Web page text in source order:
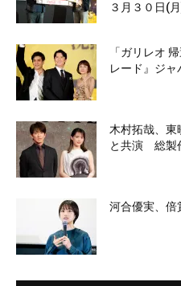
３月３０日(
「ガリレオ
レード』ジャ
木村拓哉、
と共演 総製
河合優実、倍